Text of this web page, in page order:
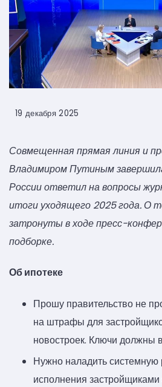
19 декабря 2025
Совмещенная прямая линия и
Владимиром Путиным
России ответил на вопросы
итоги уходящего 2025 года. О
затронуты в ходе пресс-
подборке.
Об ипотеке
Прошу правительство не
на штрафы для
новостроек. Ключи должны
Нужно наладить системную
исполнения застройщиками